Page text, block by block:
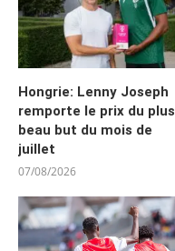
Hongrie: Lenny Joseph
remporte le prix du plus
beau but du mois de
juillet
07/08/2026